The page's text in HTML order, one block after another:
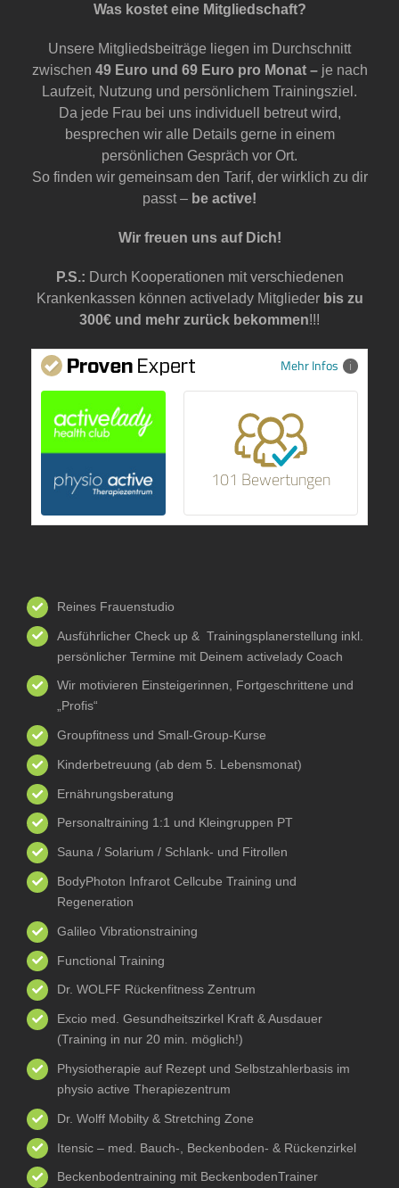
Was kostet eine Mitgliedschaft?
Unsere Mitgliedsbeiträge liegen im Durchschnitt
zwischen 49 Euro und 69 Euro pro Monat – je nach
Laufzeit, Nutzung und persönlichem Trainingsziel.
Da jede Frau bei uns individuell betreut wird,
besprechen wir alle Details gerne in einem
persönlichen Gespräch vor Ort.
So finden wir gemeinsam den Tarif, der wirklich zu dir
passt – be active!
Wir freuen uns auf Dich!
P.S.: Durch Kooperationen mit verschiedenen
Krankenkassen können activelady Mitglieder bis zu
300€ und mehr zurück bekommen!!!
Mehr Infos
101 Bewertungen
Reines Frauenstudio
Ausführlicher Check up & Trainingsplanerstellung inkl.
persönlicher Termine mit Deinem activelady Coach
Wir motivieren Einsteigerinnen, Fortgeschrittene und
„Profis“
Groupfitness und Small-Group-Kurse
Kinderbetreuung (ab dem 5. Lebensmonat)
Ernährungsberatung
Personaltraining 1:1 und Kleingruppen PT
Sauna / Solarium / Schlank- und Fitrollen
BodyPhoton Infrarot Cellcube Training und
Regeneration
Galileo Vibrationstraining
Functional Training
Dr. WOLFF Rückenfitness Zentrum
Excio med. Gesundheitszirkel Kraft & Ausdauer
(Training in nur 20 min. möglich!)
Physiotherapie auf Rezept und Selbstzahlerbasis im
physio active Therapiezentrum
Dr. Wolff Mobilty & Stretching Zone
Itensic – med. Bauch-, Beckenboden- & Rückenzirkel
Beckenbodentraining mit BeckenbodenTrainer